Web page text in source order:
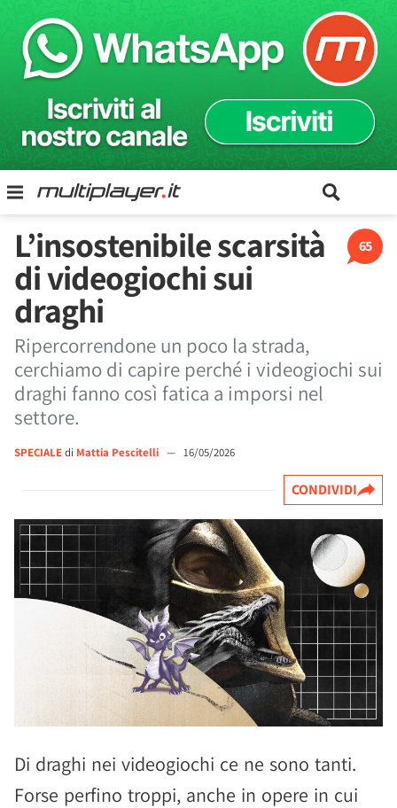
65
L’insostenibile scarsità
di videogiochi sui
draghi
Ripercorrendone un poco la strada,
cerchiamo di capire perché i videogiochi sui
draghi fanno così fatica a imporsi nel
settore.
SPECIALEdi Mattia Pescitelli — 16/05/2026
CONDIVIDI
Di draghi nei videogiochi ce ne sono tanti.
Forse perfino troppi, anche in opere in cui